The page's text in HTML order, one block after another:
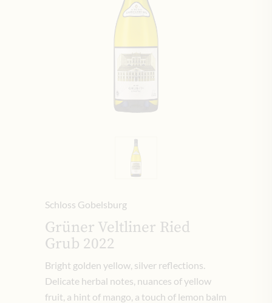
Schloss Gobelsburg
Grüner Veltliner Ried
Grub 2022
Bright golden yellow, silver reflections.
Delicate herbal notes, nuances of yellow
fruit, a hint of mango, a touch of lemon balm